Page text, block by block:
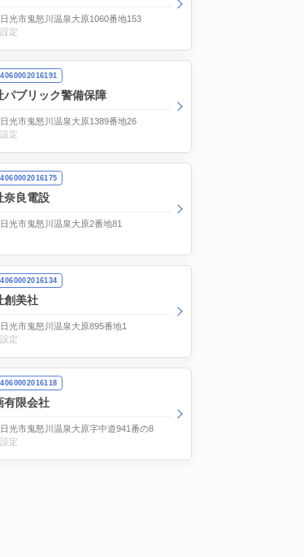
光市鬼怒川温泉大原1060番地153
定
パブリック警備保障
光市鬼怒川温泉大原1389番地26
定
4060002016175
奈良電設
光市鬼怒川温泉大原2番地81
4060002016134
創美社
光市鬼怒川温泉大原895番地1
定
4060002016118
有限会社
光市鬼怒川温泉大原字中道941番の8
定